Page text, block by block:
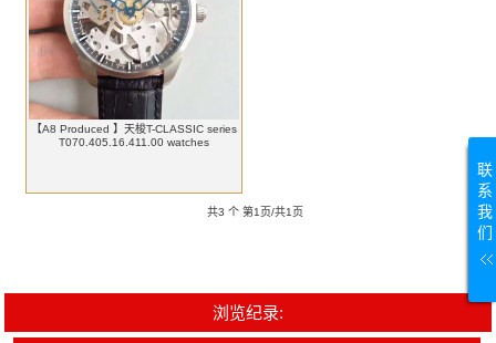
【A8 Produced 】天梭T-CLASSIC series
T070.405.16.411.00 watches
共3 个 第1页/共1页
浏览纪录:
联
系
我
们